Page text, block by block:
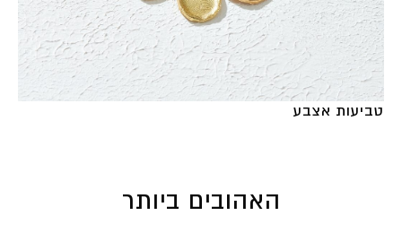
טביעות אצבע
האהובים ביותר